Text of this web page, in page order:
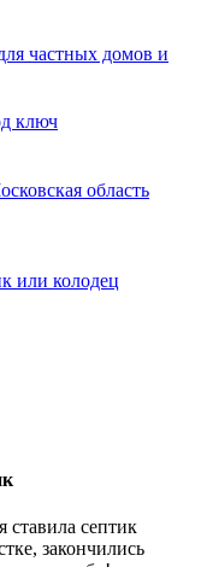
частных домов и
ключ
или колодец
ставила септик
закончились